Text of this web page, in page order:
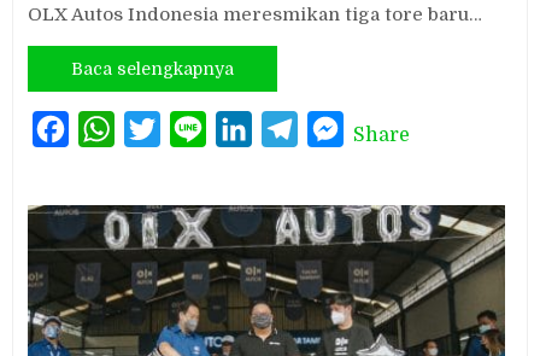
OLX Autos Indonesia meresmikan tiga tore baru…
Baca selengkapnya
FacebookWhatsAppTwitterLine LinkedInTelegramMessenger
Share